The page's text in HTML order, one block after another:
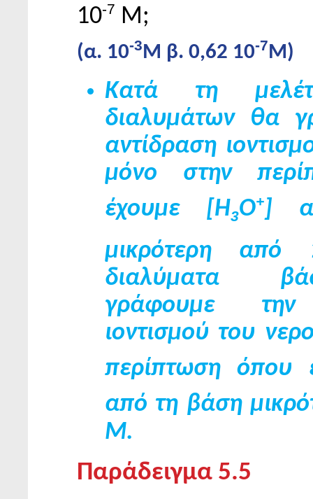
10-7 Μ;
(α. 10-3Μ β. 0,62 10-7Μ)
Κατά τη
διαλυμάτων θα
αντίδραση
μόνο στην
έχουμε [Η3O+]
μικρότερη από
διαλύματα
γράφουμε την
ιοντισμού του
περίπτωση όπου
από τη βάση
Μ.
Παράδειγμα 5.5